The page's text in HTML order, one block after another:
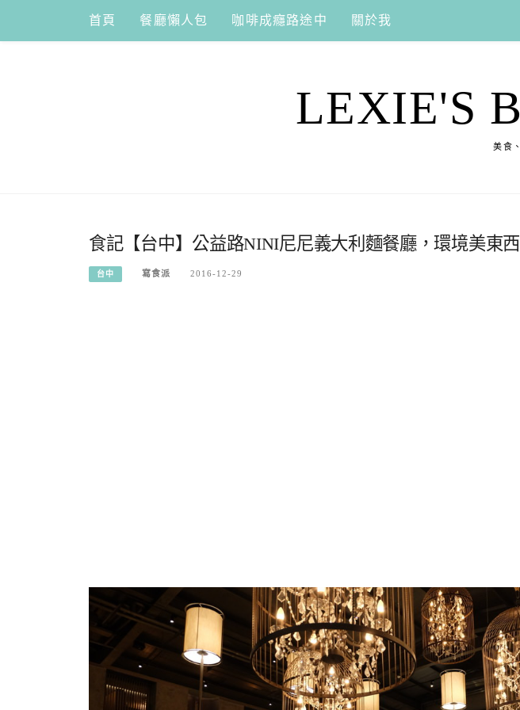
content
首頁 餐廳懶人包 咖啡成癮路途中 關於我
LEXIE'S
美食
食記【台中】公益路NINI尼尼義大利麵餐廳，環境美東
台中 寫食派 2016-12-29